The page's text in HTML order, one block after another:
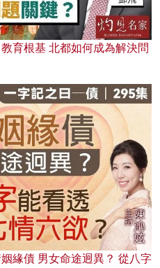
育根基 北都如何成為解決問
緣債 男女命途迥異？ 從八字